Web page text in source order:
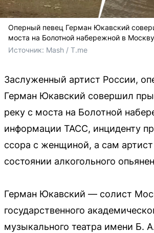
Оперный певец Герман Юкавский
моста на Болотной набережной в
Источник: Mash / T.me
Заслуженный артист России,
Герман Юкавский совершил
реку с моста на Болотной
информации ТАСС, инциденту
ссора с женщиной, а сам
состоянии алкогольного
Герман Юкавский — солист
государственного
музыкального театра имени Б.